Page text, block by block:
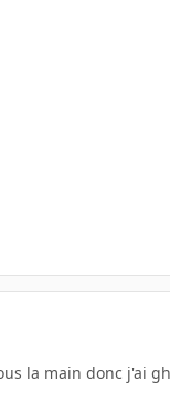
la main donc j'ai